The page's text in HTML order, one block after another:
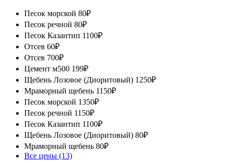
Песок морской 80₽
Песок речной 80₽
Песок Казантип 1100₽
Отсев 60₽
Отсев 700₽
Цемент м500 199₽
Щебень Лозовое (Диоритовый) 1250₽
Мраморный щебень 1150₽
Песок морской 1350₽
Песок речной 1150₽
Песок Казантип 1100₽
Щебень Лозовое (Диоритовый) 80₽
Мраморный щебень 80₽
Все цены (13)